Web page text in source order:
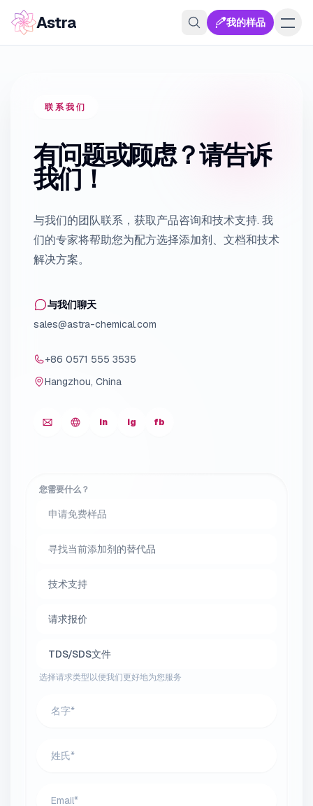
Astra 我的样品
联系我们
有问题或顾虑？请告诉
我们！
与我们的团队联系，获取产品咨询和技术支持. 我
们的专家将帮助您为配方选择添加剂、文档和技术
解决方案。
与我们聊天
sales@astra-chemical.com
+86 0571 555 3535
Hangzhou, China
in ig fb
您需要什么？
申请免费样品
寻找当前添加剂的替代品
技术支持
请求报价
TDS/SDS文件
选择请求类型以便我们更好地为您服务